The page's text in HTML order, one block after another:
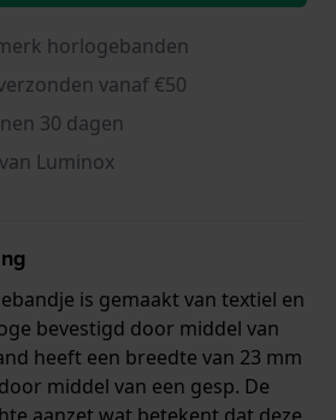
horlogebanden
vanaf €50
30 dagen
van Luminox
is gemaakt van textiel en
bevestigd door middel van
heeft een breedte van 23 mm
middel van een gesp. De